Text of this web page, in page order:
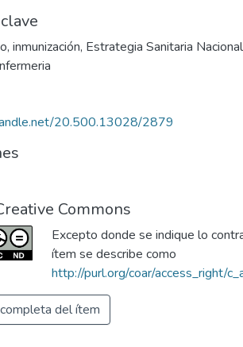
inmunización, Estrategia Sanitaria
20.500.13028/2879
Commons
Excepto donde se indique lo
ítem se describe como
http://purl.org/coar/access_right/
del ítem